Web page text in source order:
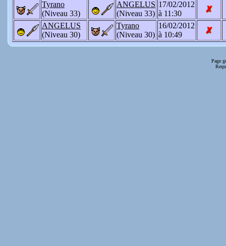
Tyrano
(Niveau 33)
ANGELUS
(Niveau 33)
17/02/2012
à 11:30
ANGELUS
(Niveau 30)
Tyrano
(Niveau 30)
16/02/2012
à 10:49
Page